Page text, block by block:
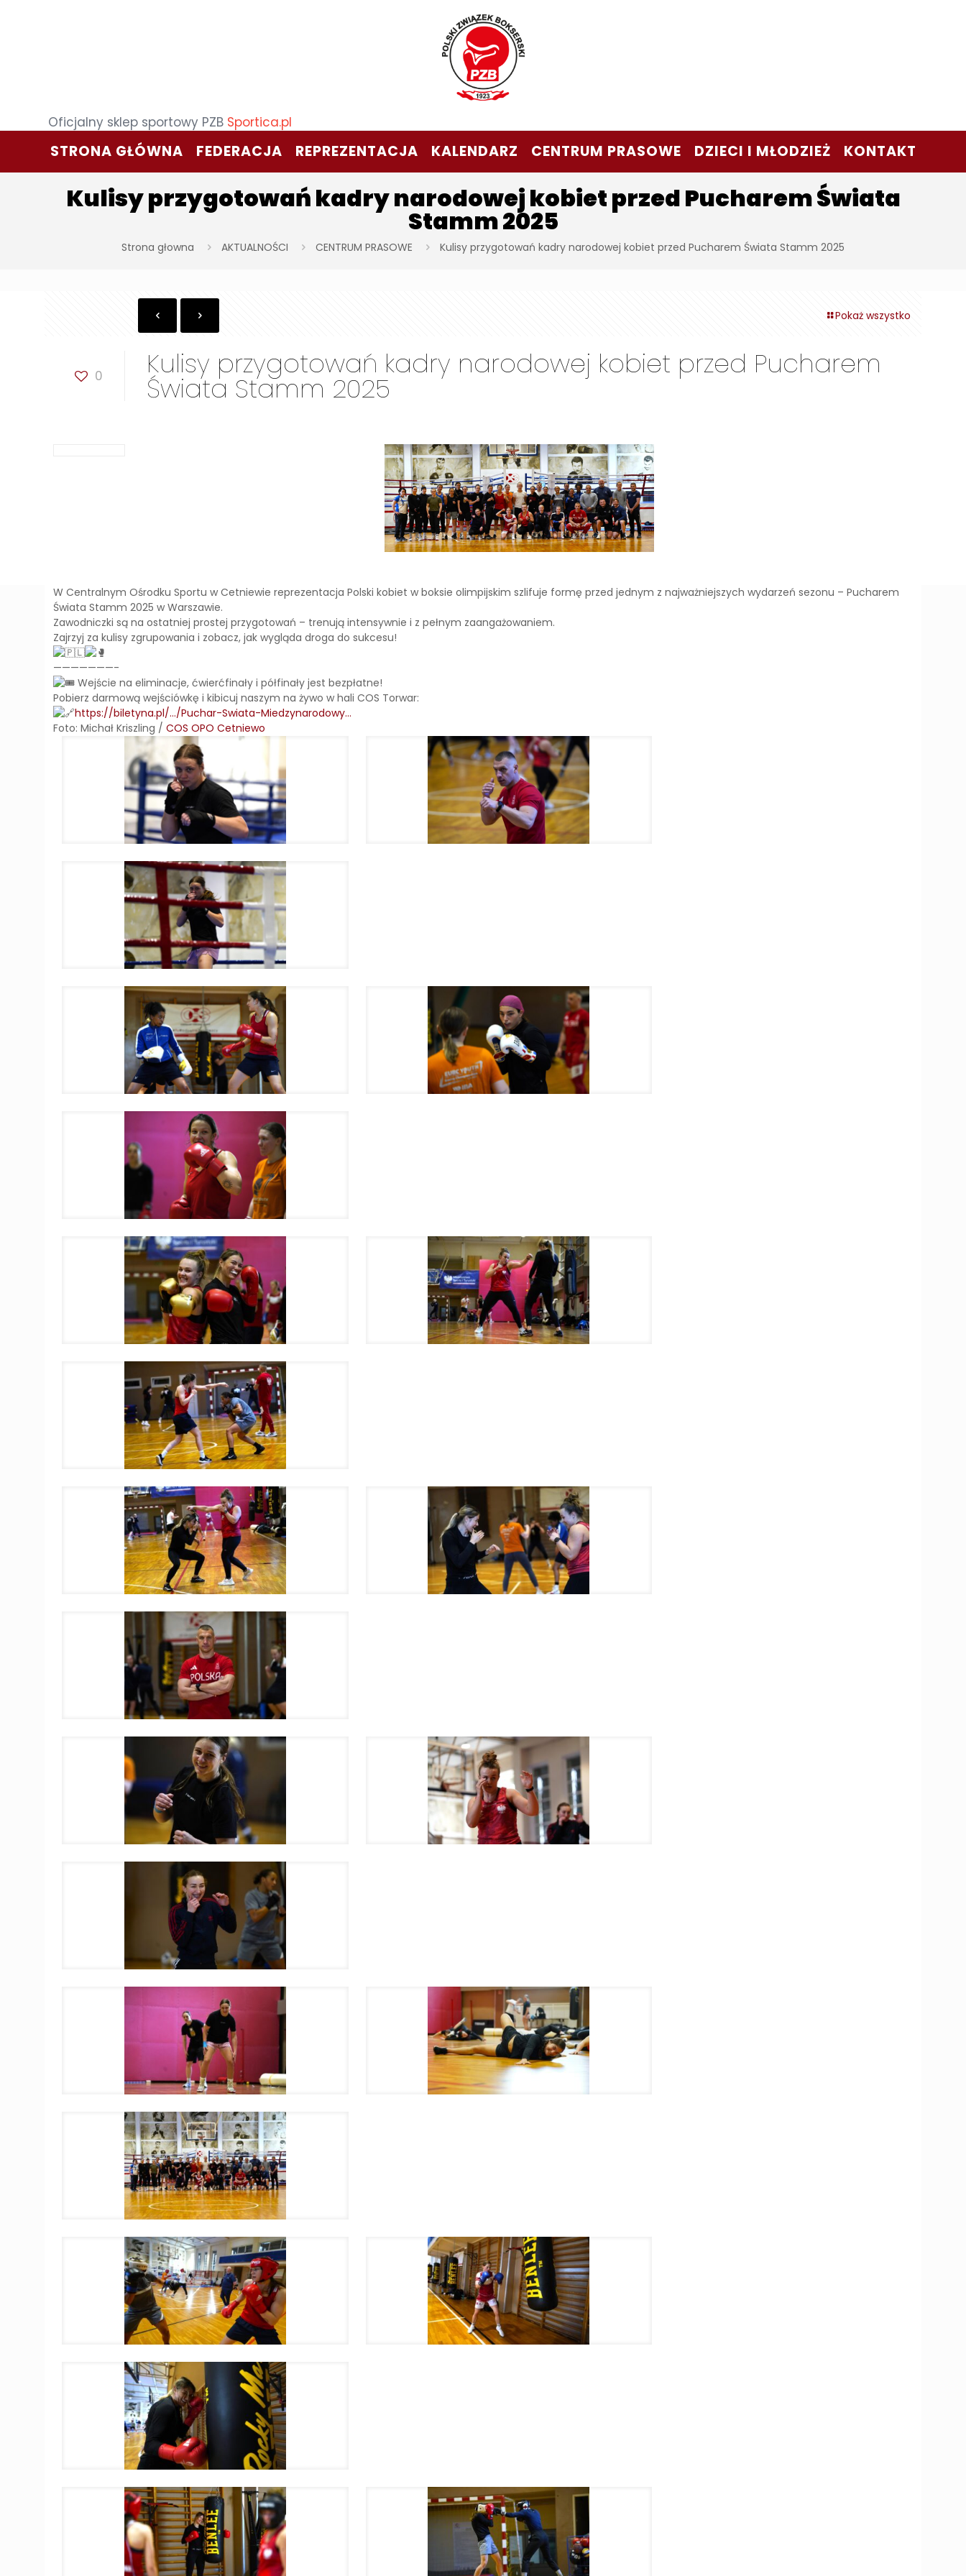
Oficjalny sklep sportowy PZB Sportica.pl
STRONA GŁÓWNA FEDERACJA REPREZENTACJA KALENDARZ CENTRUM PRASOWE DZIECI I MŁODZIEŻ KONTAKT
Kulisy przygotowań kadry narodowej kobiet przed Pucharem Świata
Stamm 2025
Strona głowna AKTUALNOŚCI CENTRUM PRASOWE Kulisy przygotowań kadry narodowej kobiet przed Pucharem Świata Stamm 2025
Pokaż wszystko
0 Kulisy przygotowań kadry narodowej kobiet przed Pucharem
Świata Stamm 2025
W Centralnym Ośrodku Sportu w Cetniewie reprezentacja Polski kobiet w boksie olimpijskim szlifuje formę przed jednym z najważniejszych wydarzeń sezonu – Pucharem
Świata Stamm 2025 w Warszawie.
Zawodniczki są na ostatniej prostej przygotowań – trenują intensywnie i z pełnym zaangażowaniem.
Zajrzyj za kulisy zgrupowania i zobacz, jak wygląda droga do sukcesu!
———————-
Wejście na eliminacje, ćwierćfinały i półfinały jest bezpłatne!
Pobierz darmową wejściówkę i kibicuj naszym na żywo w hali COS Torwar:
https://biletyna.pl/…/Puchar-Swiata-Miedzynarodowy…
Foto: Michał Kriszling /COS OPO Cetniewo